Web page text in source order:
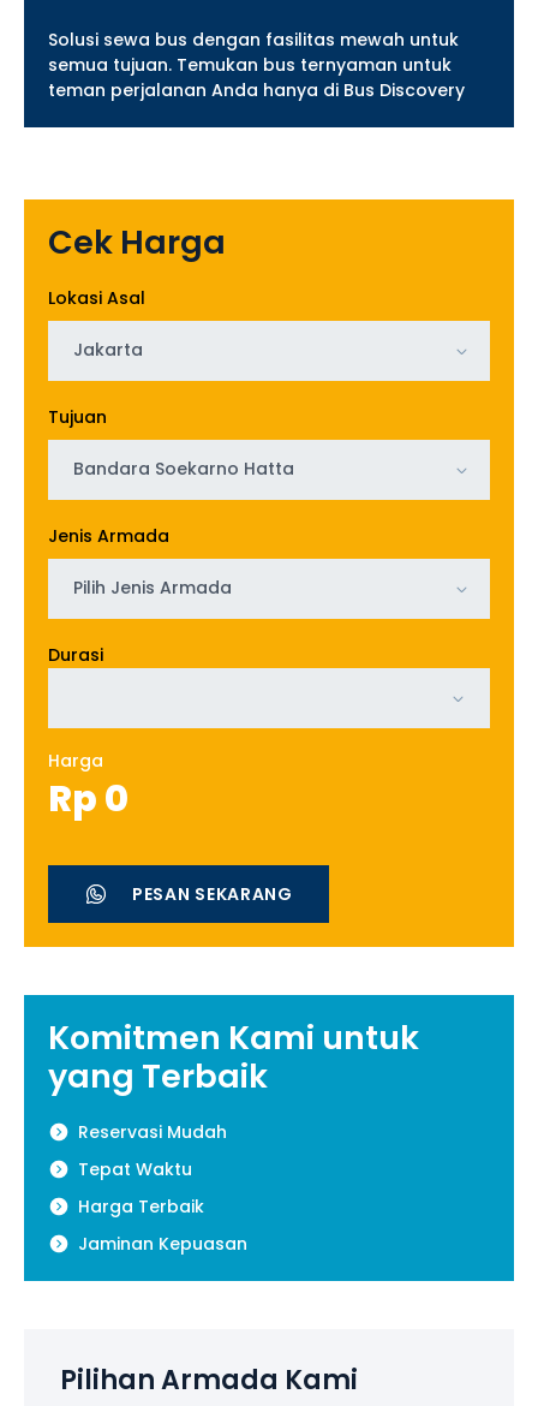
Solusi sewa bus dengan fasilitas mewah untuk
semua tujuan. Temukan bus ternyaman untuk
teman perjalanan Anda hanya di Bus Discovery
Cek Harga
Lokasi Asal
Jakarta
Tujuan
Bandara Soekarno Hatta
Jenis Armada
Pilih Jenis Armada
Durasi
Harga
Rp0
PESAN SEKARANG
Komitmen Kami untuk
yang Terbaik
Reservasi Mudah
Tepat Waktu
Harga Terbaik
Jaminan Kepuasan
Pilihan Armada Kami